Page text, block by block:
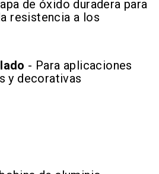
de óxido duradera para
resistencia a los
- Para aplicaciones
y decorativas